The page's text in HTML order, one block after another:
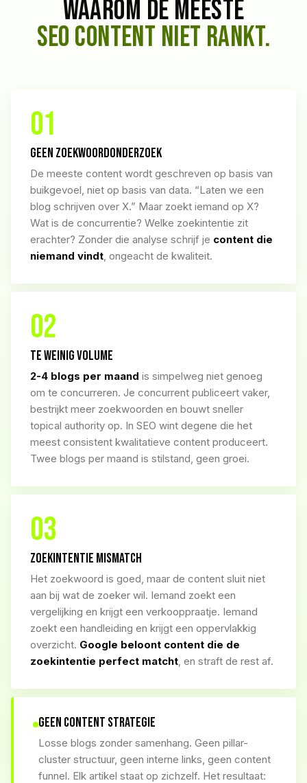
WAAROM DE MEESTE
SEO CONTENT NIET RANKT.
01
GEEN ZOEKWOORDONDERZOEK
De meeste content wordt geschreven op basis van
buikgevoel, niet op basis van data. “Laten we een
blog schrijven over X.” Maar zoekt iemand op X?
Wat is de concurrentie? Welke zoekintentie zit
erachter? Zonder die analyse schrijf je content die
niemand vindt, ongeacht de kwaliteit.
02
TE WEINIG VOLUME
2-4 blogs per maand is simpelweg niet genoeg
om te concurreren. Je concurrent publiceert vaker,
bestrijkt meer zoekwoorden en bouwt sneller
topical authority op. In SEO wint degene die het
meest consistent kwalitatieve content produceert.
Twee blogs per maand is stilstand, geen groei.
03
ZOEKINTENTIE MISMATCH
Het zoekwoord is goed, maar de content sluit niet
aan bij wat de zoeker wil. Iemand zoekt een
vergelijking en krijgt een verkooppraatje. Iemand
zoekt een handleiding en krijgt een oppervlakkig
overzicht. Google beloont content die de
zoekintentie perfect matcht, en straft de rest af.
GEEN CONTENT STRATEGIE
Losse blogs zonder samenhang. Geen pillar-
cluster structuur, geen interne links, geen content
funnel. Elk artikel staat op zichzelf. Het resultaat: